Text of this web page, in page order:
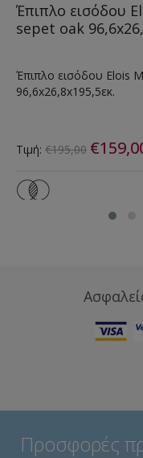
Έπιπλο εισόδου
sepet oak
Έπιπλο εισόδου Elois
96,6x26,8x195,5εκ.
Τιμή: €195,00
Προσφορές